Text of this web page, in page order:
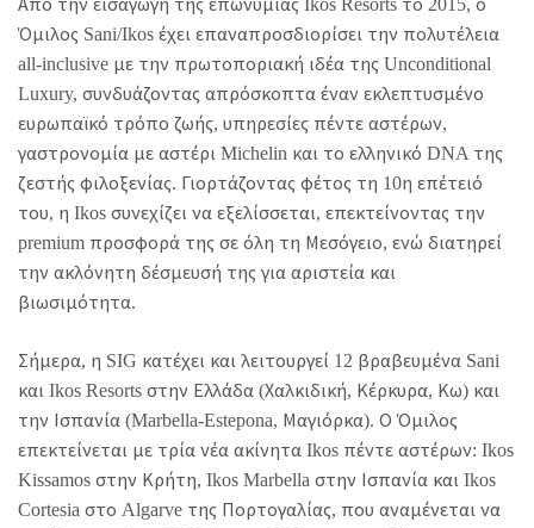
Όμιλος Sani/Ikos έχει επαναπροσδιορίσει την πολυτέλεια
all-inclusive με την πρωτοποριακή ιδέα της Unconditional
Luxury, συνδυάζοντας απρόσκοπτα έναν εκλεπτυσμένο
ευρωπαϊκό τρόπο ζωής, υπηρεσίες πέντε αστέρων,
γαστρονομία με αστέρι Michelin και το ελληνικό DNA της
ζεστής φιλοξενίας. Γιορτάζοντας φέτος τη 10η επέτειό
του, η Ikos συνεχίζει να εξελίσσεται, επεκτείνοντας την
premium προσφορά της σε όλη τη Μεσόγειο, ενώ διατηρεί
την ακλόνητη δέσμευσή της για αριστεία και
βιωσιμότητα.
Σήμερα, η SIG κατέχει και λειτουργεί 12 βραβευμένα Sani
και Ikos Resorts στην Ελλάδα (Χαλκιδική, Κέρκυρα, Κω) και
την Ισπανία (Marbella-Estepona, Μαγιόρκα). Ο Όμιλος
επεκτείνεται με τρία νέα ακίνητα Ikos πέντε αστέρων: Ikos
Kissamos στην Κρήτη, Ikos Marbella στην Ισπανία και Ikos
Cortesia στο Algarve της Πορτογαλίας, που αναμένεται να